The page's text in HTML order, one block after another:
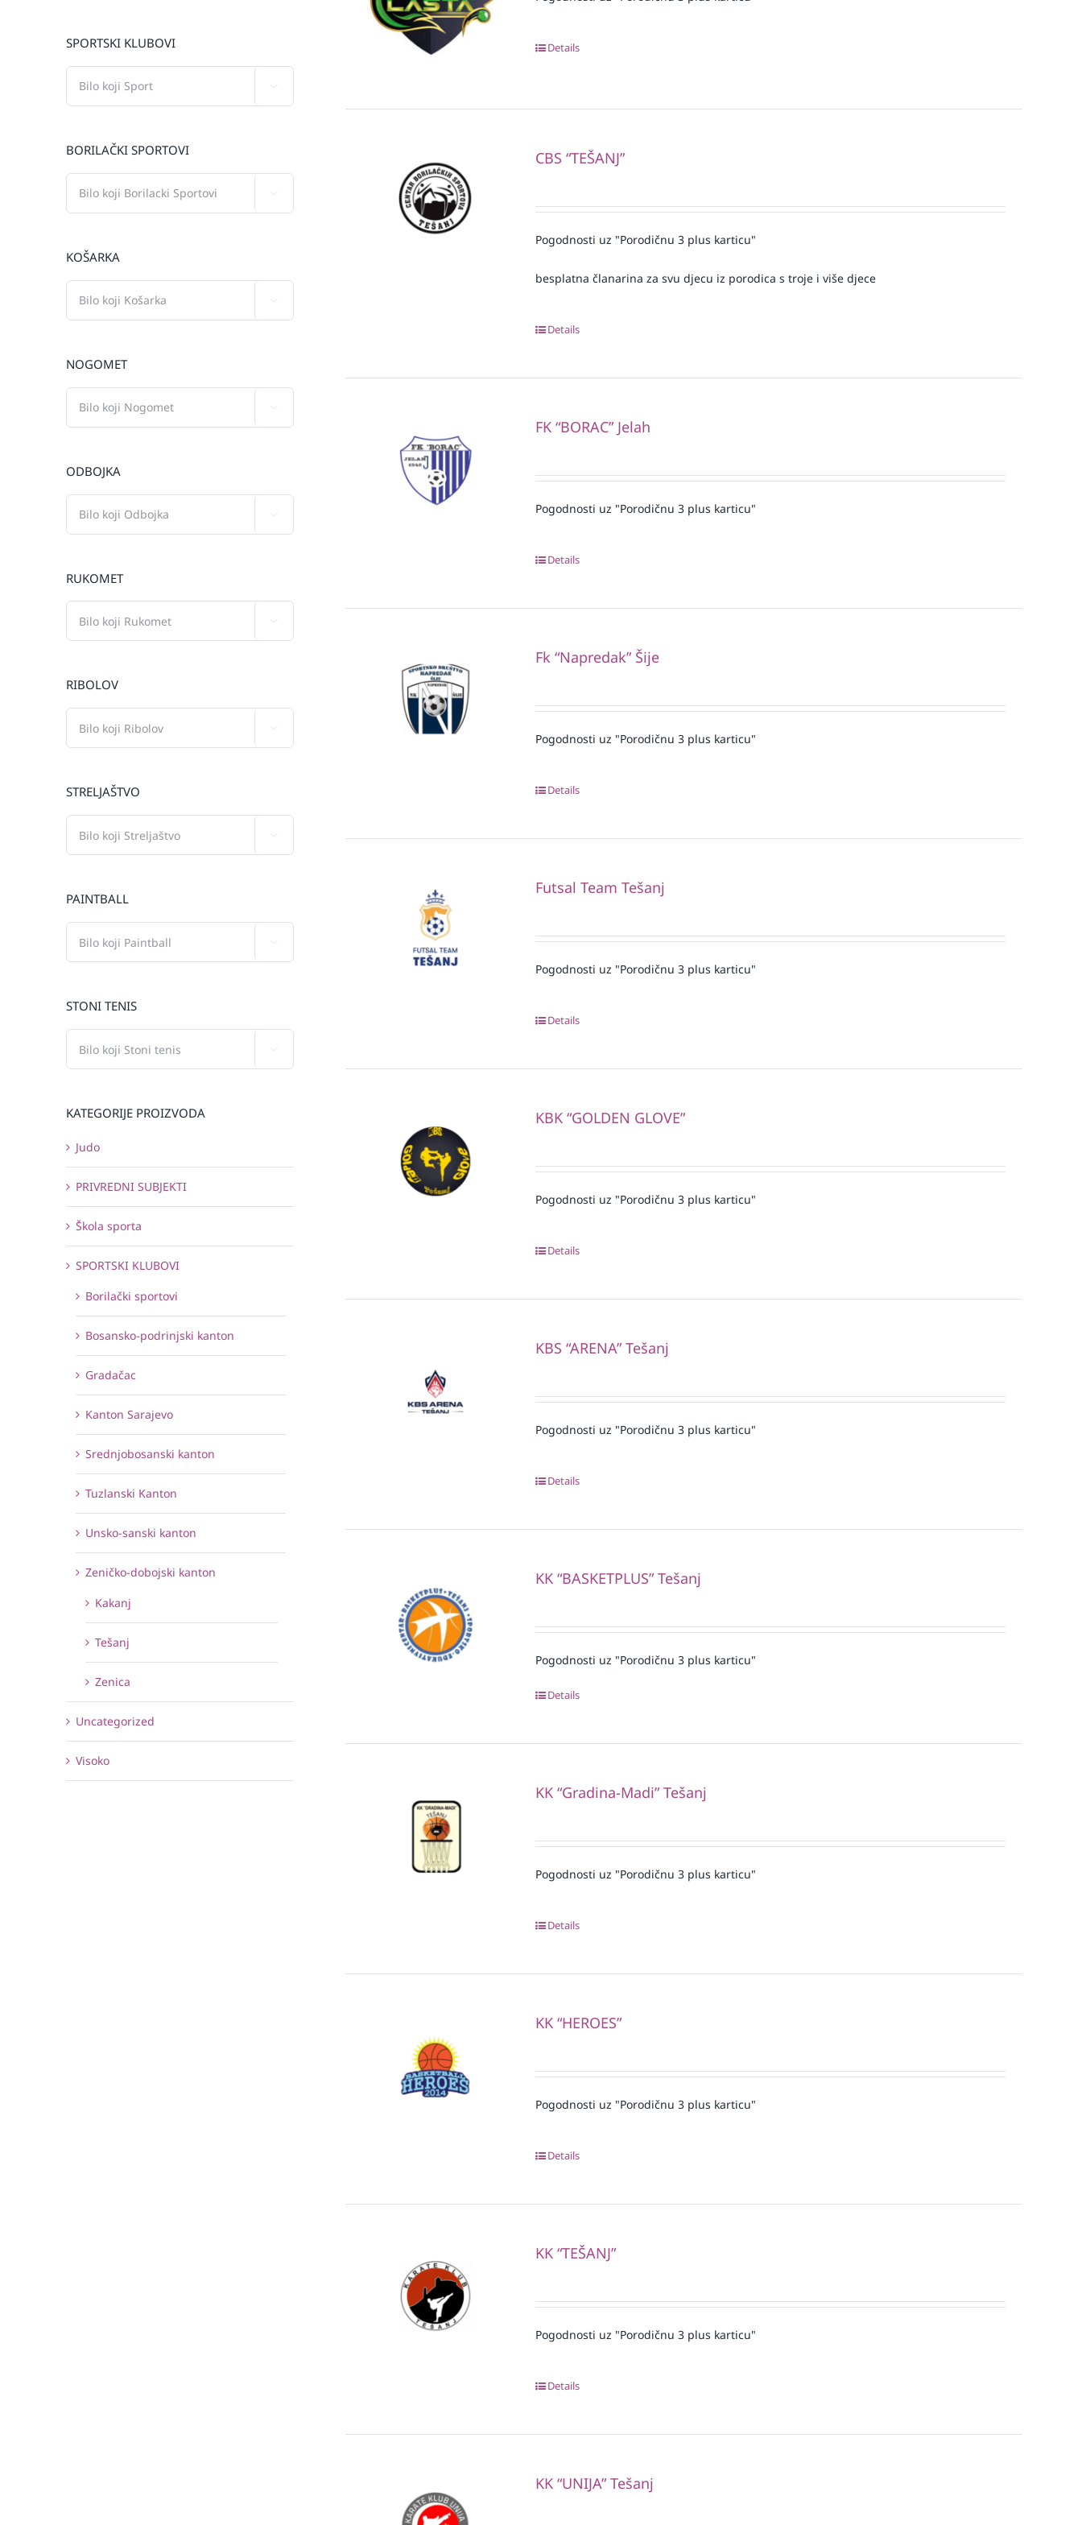
Details
CBS “TEŠANJ”
Pogodnosti uz "Porodičnu 3 plus karticu"
besplatna članarina za svu djecu iz porodica s troje i više djece
Details
FK “BORAC” Jelah
Pogodnosti uz "Porodičnu 3 plus karticu"
Details
Fk “Napredak” Šije
Pogodnosti uz "Porodičnu 3 plus karticu"
Details
Futsal Team Tešanj
Pogodnosti uz "Porodičnu 3 plus karticu"
Details
KBK “GOLDEN GLOVE”
Pogodnosti uz "Porodičnu 3 plus karticu"
Details
KBS “ARENA” Tešanj
Pogodnosti uz "Porodičnu 3 plus karticu"
Details
KK “BASKETPLUS” Tešanj
Pogodnosti uz "Porodičnu 3 plus karticu"
Details
KK “Gradina-Madi” Tešanj
Pogodnosti uz "Porodičnu 3 plus karticu"
Details
KK “HEROES”
Pogodnosti uz "Porodičnu 3 plus karticu"
Details
KK “TEŠANJ”
Pogodnosti uz "Porodičnu 3 plus karticu"
Details
KK “UNIJA” Tešanj
SPORTSKI KLUBOVI
BORILAČKI SPORTOVI
KOŠARKA
NOGOMET
ODBOJKA
RUKOMET
RIBOLOV
STRELJAŠTVO
PAINTBALL
STONI TENIS
KATEGORIJE PROIZVODA
Judo
PRIVREDNI SUBJEKTI
Škola sporta
SPORTSKI KLUBOVI
Borilački sportovi
Bosansko-podrinjski kanton
Gradačac
Kanton Sarajevo
Srednjobosanski kanton
Tuzlanski Kanton
Unsko-sanski kanton
Zeničko-dobojski kanton
Kakanj
Tešanj
Zenica
Uncategorized
Visoko